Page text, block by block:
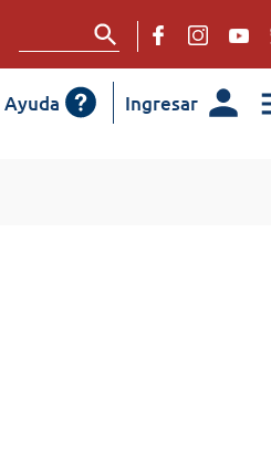
Ingresar
Ayuda